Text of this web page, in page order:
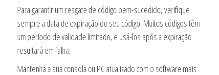
Para garantir um resgate de código bem-sucedido, verifique
sempre a data de expiração do seu código. Muitos códigos têm
um período de validade limitado, e usá-los após a expiração
resultará em falha.
Mantenha a sua consola ou PC atualizado com o software mais